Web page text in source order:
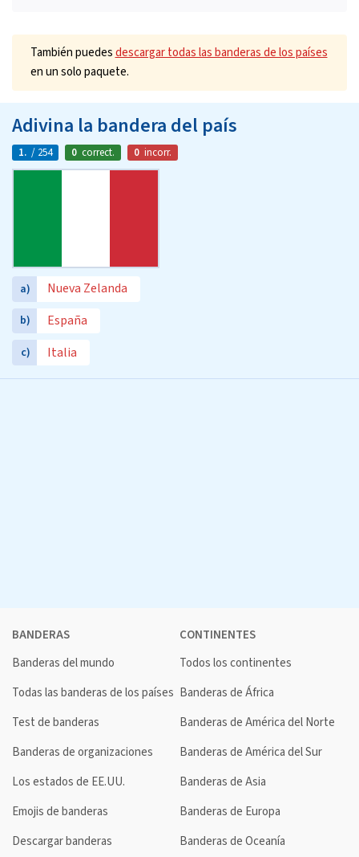
También puedesdescargar todas las banderas de los países
en un solo paquete.
Adivina la bandera del país
1. / 254 0 correct. 0 incorr.
a) Nueva Zelanda
b) España
c) Italia
BANDERAS
Banderas del mundo
Todas las banderas de los países
Test de banderas
Banderas de organizaciones
Los estados de EE.UU.
Emojis de banderas
Descargar banderas
CONTINENTES
Todos los continentes
Banderas de África
Banderas de América del Norte
Banderas de América del Sur
Banderas de Asia
Banderas de Europa
Banderas de Oceanía